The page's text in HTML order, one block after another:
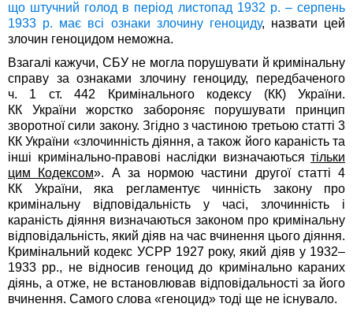
що штучний голод в період листопад 1932 р. – серпень
1933 р. має всі ознаки злочину геноциду, назвати цей
злочин геноцидом неможна.
Взагалі кажучи, СБУ не могла порушувати й кримінальну
справу за ознаками злочину геноциду, передбаченого
ч. 1 ст. 442 Кримінального кодексу (КК) України.
КК України жорстко забороняє порушувати принцип
зворотної сили закону. Згідно з частиною третьою статті 3
КК України «злочинність діяння, а також його караність та
інші кримінально-правові наслідки визначаються тільки
цим Кодексом». А за нормою частини другої статті 4
КК України, яка регламентує чинність закону про
кримінальну відповідальність у часі, злочинність і
караність діяння визначаються законом про кримінальну
відповідальність, який діяв на час вчинення цього діяння.
Кримінальний кодекс УСРР 1927 року, який діяв у 1932–
1933 рр., не відносив геноцид до кримінально караних
діянь, а отже, не встановлював відповідальності за його
вчинення. Самого слова «геноцид» тоді ще не існувало.